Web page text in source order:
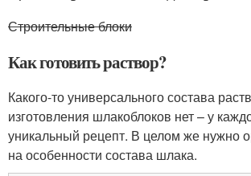
Строительные блоки
Как готовить раствор?
Какого-то универсального состава
изготовления шлакоблоков нет – у
уникальный рецепт. В целом же нужно
на особенности состава шлака.